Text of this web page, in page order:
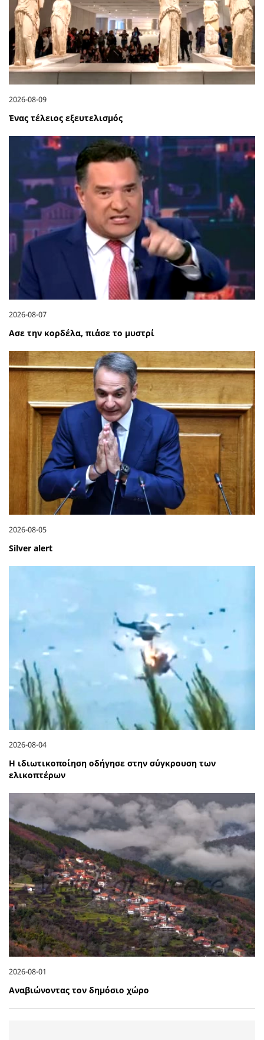
2026-08-09
Ένας τέλειος εξευτελισμός
2026-08-07
Ασε την κορδέλα, πιάσε το μυστρί
2026-08-05
Silver alert
2026-08-04
Η ιδιωτικοποίηση οδήγησε στην σύγκρουση των
ελικοπτέρων
2026-08-01
Αναβιώνοντας τον δημόσιο χώρο